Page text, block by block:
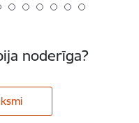
noderīga?